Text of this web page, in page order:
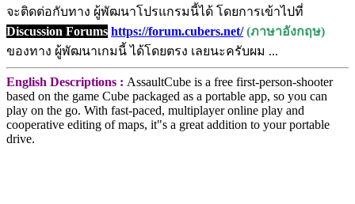
จะติดต่อกับทาง ผู้พัฒนาโปรแกรมนี้ได้ โดยการเข้าไปที่
Discussion Forums https://forum.cubers.net/ (ภาษาอังกฤษ)
ของทาง ผู้พัฒนาเกมนี้ ได้โดยตรง เลยนะครับผม ...
English Descriptions : AssaultCube is a free first-person-shooter
based on the game Cube packaged as a portable app, so you can
play on the go. With fast-paced, multiplayer online play and
cooperative editing of maps, it"s a great addition to your portable
drive.